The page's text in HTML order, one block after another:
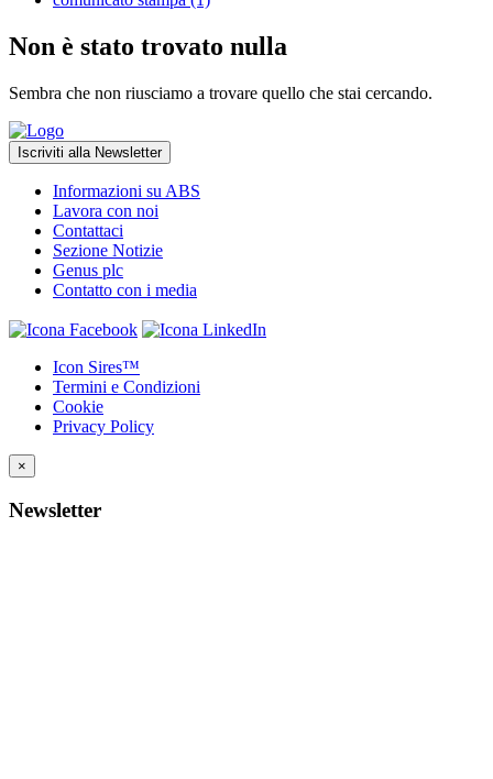
Non è stato trovato nulla
Sembra che non riusciamo a trovare quello che stai cercando.
Iscriviti alla Newsletter
Informazioni su ABS
Lavora con noi
Contattaci
Sezione Notizie
Genus plc
Contatto con i media
Icon Sires™
Termini e Condizioni
Cookie
Privacy Policy
×
Newsletter